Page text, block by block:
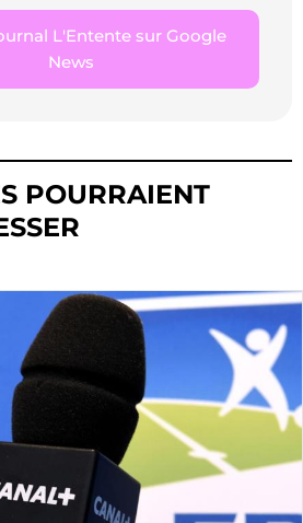
L'Entente sur Google
News
POURRAIENT